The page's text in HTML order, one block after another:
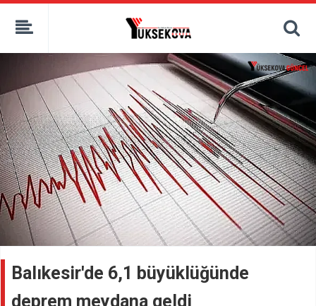
kaçak bahis
deneme bonusu
deneme bonusu veren siteler
bahis siteleri
porno izle
Balıkesir'de 6,1 büyüklüğünde
deprem meydana geldi